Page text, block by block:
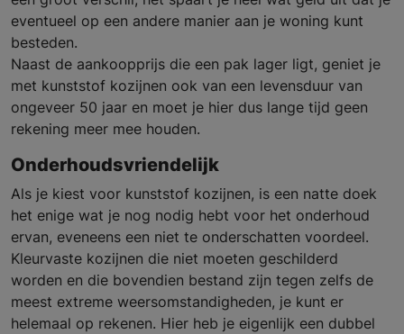
eventueel op een andere manier aan je woning kunt
besteden.
Naast de aankoopprijs die een pak lager ligt, geniet je
met kunststof kozijnen ook van een levensduur van
ongeveer 50 jaar en moet je hier dus lange tijd geen
rekening meer mee houden.
Onderhoudsvriendelijk
Als je kiest voor kunststof kozijnen, is een natte doek
het enige wat je nog nodig hebt voor het onderhoud
ervan, eveneens een niet te onderschatten voordeel.
Kleurvaste kozijnen die niet moeten geschilderd
worden en die bovendien bestand zijn tegen zelfs de
meest extreme weersomstandigheden, je kunt er
helemaal op rekenen. Hier heb je eigenlijk een dubbel